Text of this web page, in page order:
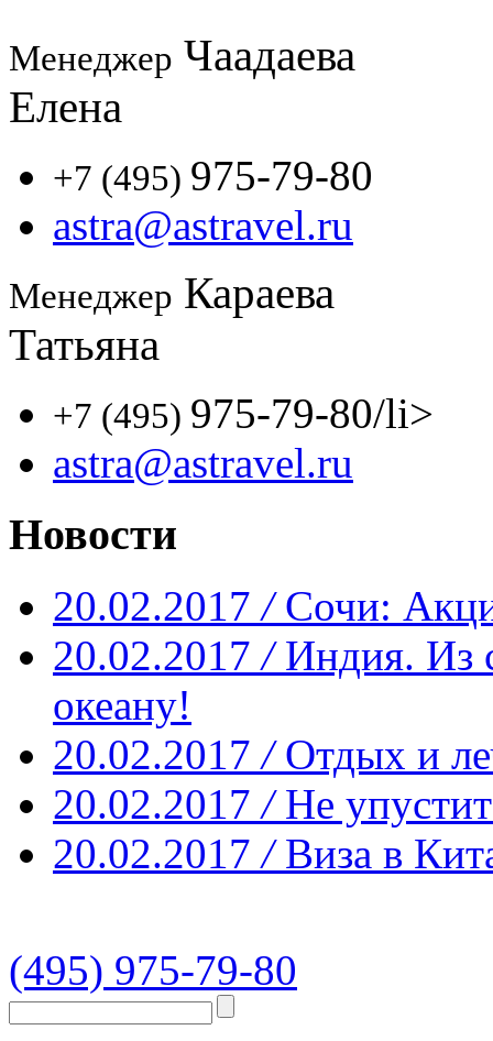
Менеджер Чаадаева
Елена
+7 (495) 975-79-80
astra@astravel.ru
Менеджер Караева
Татьяна
+7 (495) 975-79-80/li>
astra@astravel.ru
Новости
20.02.2017 / Сочи:
20.02.2017 / Индия. Из
океану!
20.02.2017 / Отдых и
20.02.2017 / Не
20.02.2017 / Виза в
(495) 975-79-80